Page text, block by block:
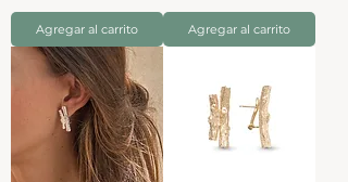
Agregar al carrito Agregar al carrito